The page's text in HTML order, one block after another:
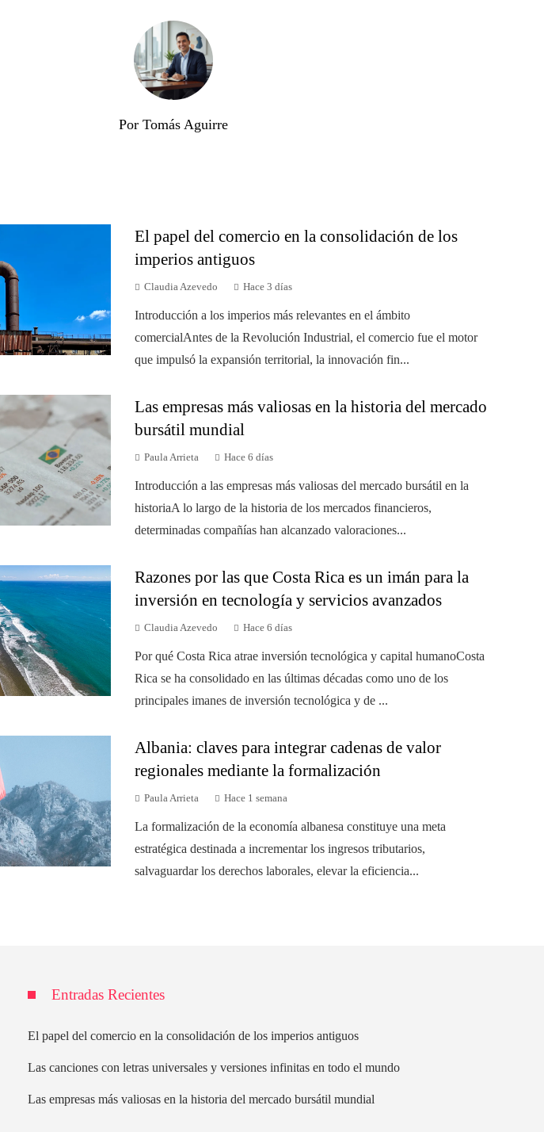
Por Tomás Aguirre
El papel del comercio en la consolidación de los
imperios antiguos
Claudia Azevedo Hace 3 días
Introducción a los imperios más relevantes en el ámbito
comercialAntes de la Revolución Industrial, el comercio fue el motor
que impulsó la expansión territorial, la innovación fin...
Las empresas más valiosas en la historia del mercado
bursátil mundial
Paula Arrieta Hace 6 días
Introducción a las empresas más valiosas del mercado bursátil en la
historiaA lo largo de la historia de los mercados financieros,
determinadas compañías han alcanzado valoraciones...
Razones por las que Costa Rica es un imán para la
inversión en tecnología y servicios avanzados
Claudia Azevedo Hace 6 días
Por qué Costa Rica atrae inversión tecnológica y capital humanoCosta
Rica se ha consolidado en las últimas décadas como uno de los
principales imanes de inversión tecnológica y de ...
Albania: claves para integrar cadenas de valor
regionales mediante la formalización
Paula Arrieta Hace 1 semana
La formalización de la economía albanesa constituye una meta
estratégica destinada a incrementar los ingresos tributarios,
salvaguardar los derechos laborales, elevar la eficiencia...
Entradas Recientes
El papel del comercio en la consolidación de los imperios antiguos
Las canciones con letras universales y versiones infinitas en todo el mundo
Las empresas más valiosas en la historia del mercado bursátil mundial